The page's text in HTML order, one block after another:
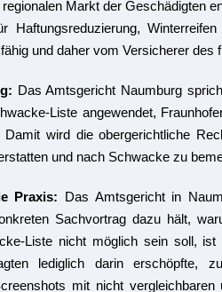
Markt der Geschädigten
Haftungsreduzierung,
und daher vom Versicherer des
Das Amtsgericht Naumburg
Liste angewendet,
Damit wird die obergerichtliche
und nach Schwacke zu
Praxis: Das Amtsgericht in
Sachvortrag dazu hält,
Liste nicht möglich sein soll,
lediglich darin erschöpfte,
mit nicht